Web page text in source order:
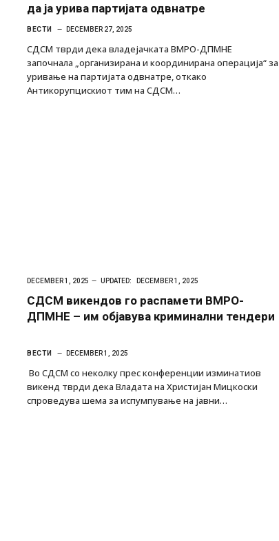
да ја урива партијата одвнатре
ВЕСТИ DECEMBER 27, 2025
СДСМ тврди дека владејачката ВМРО-ДПМНЕ
започнала „организирана и координирана операција“ за
уривање на партијата одвнатре, откако
Антикорупцискиот тим на СДСМ…
DECEMBER 1, 2025 UPDATED: DECEMBER 1, 2025
СДСМ викендов го распамети ВМРО-
ДПМНЕ – им објавува криминални тендери
ВЕСТИ DECEMBER 1, 2025
Во СДСМ со неколку прес конференции изминатиов
викенд тврди дека Владата на Христијан Мицкоски
спроведува шема за испумпување на јавни…